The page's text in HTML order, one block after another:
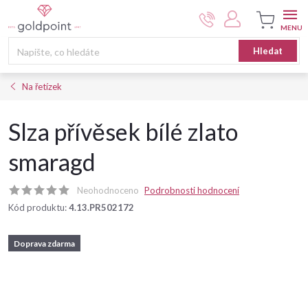
na
Hledat
Nákupní
košík
Na řetízek
Slza přívěsek bílé zlato
smaragd
Neohodnoceno Podrobnosti hodnocení
Kód produktu:4.13.PR502172
Doprava zdarma